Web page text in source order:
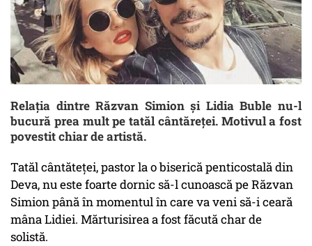
Relația dintre Răzvan Simion și Lidia Buble nu-l
bucură prea mult pe tatăl cântăreței. Motivul a fost
povestit chiar de artistă.
Tatăl cântăteţei, pastor la o biserică penticostală din
Deva, nu este foarte dornic să-l cunoască pe Răzvan
Simion până în momentul în care va veni să-i ceară
mâna Lidiei. Mărturisirea a fost făcută char de
solistă.